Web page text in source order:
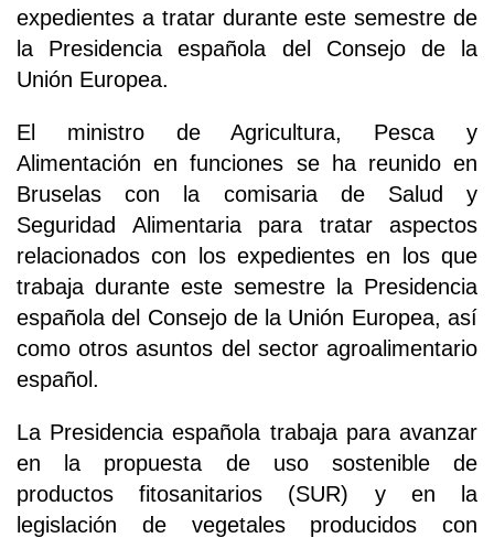
expedientes a tratar durante este semestre de
la Presidencia española del Consejo de la
Unión Europea.
El ministro de Agricultura, Pesca y
Alimentación en funciones se ha reunido en
Bruselas con la comisaria de Salud y
Seguridad Alimentaria para tratar aspectos
relacionados con los expedientes en los que
trabaja durante este semestre la Presidencia
española del Consejo de la Unión Europea, así
como otros asuntos del sector agroalimentario
español.
La Presidencia española trabaja para avanzar
en la propuesta de uso sostenible de
productos fitosanitarios (SUR) y en la
legislación de vegetales producidos con